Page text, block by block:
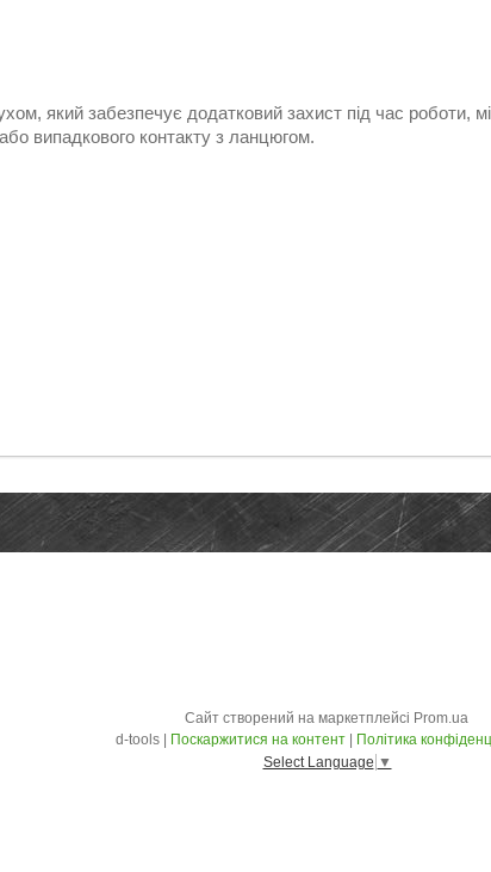
який забезпечує додатковий захист під час роботи,
випадкового контакту з ланцюгом.
Сайт створений на маркетплейсі Prom.ua
Поскаржитися на контент
Політика
Select Language ▼